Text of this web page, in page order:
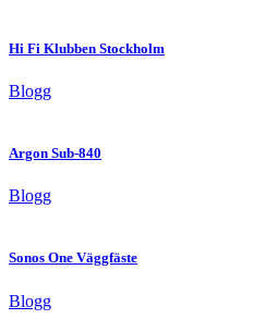
Hi Fi Klubben Stockholm
Blogg
Argon Sub-840
Blogg
Sonos One Väggfäste
Blogg